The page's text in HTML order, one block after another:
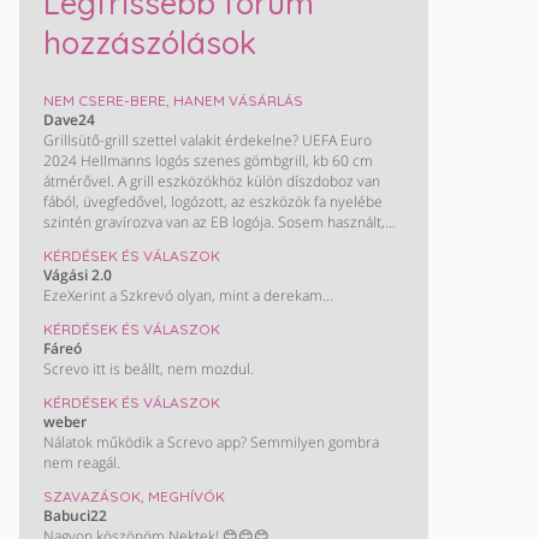
hozzászólások
NEM CSERE-BERE, HANEM VÁSÁRLÁS
Dave24
Grillsütő-grill szettel valakit érdekelne? UEFA Euro
2024 Hellmanns logós szenes gömbgrill, kb 60 cm
átmérővel. A grill eszközökhöz külön díszdoboz van
fából, üvegfedővel, logózott, az eszközök fa nyelébe
szintén gravírozva van az EB logója. Sosem használt,
a szoba sarkában porosodik a dobozban.
KÉRDÉSEK ÉS VÁLASZOK
Vágási 2.0
EzeXerint a Szkrevó olyan, mint a derekam...
KÉRDÉSEK ÉS VÁLASZOK
Fáreó
Screvo itt is beállt, nem mozdul.
KÉRDÉSEK ÉS VÁLASZOK
weber
Nálatok működik a Screvo app? Semmilyen gombra
nem reagál.
SZAVAZÁSOK, MEGHÍVÓK
Babuci22